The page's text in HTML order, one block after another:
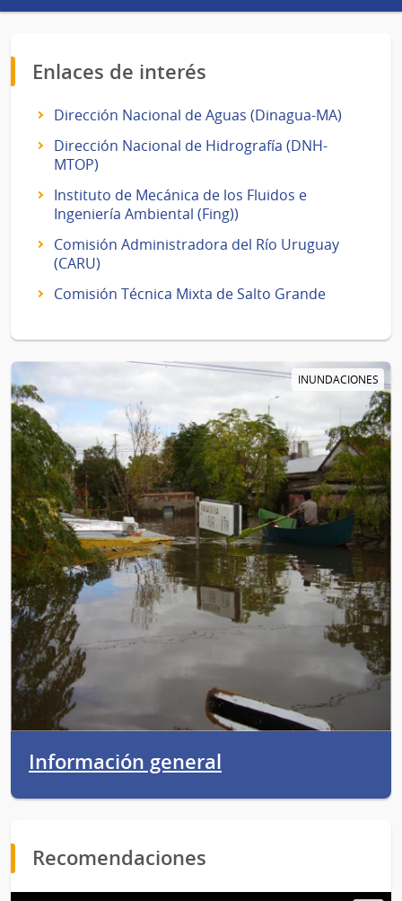
Enlaces de interés
Dirección Nacional de Aguas (Dinagua-MA)
Dirección Nacional de Hidrografía (DNH-
MTOP)
Instituto de Mecánica de los Fluidos e
Ingeniería Ambiental (Fing))
Comisión Administradora del Río Uruguay
(CARU)
Comisión Técnica Mixta de Salto Grande
INUNDACIONES
Información general
Recomendaciones